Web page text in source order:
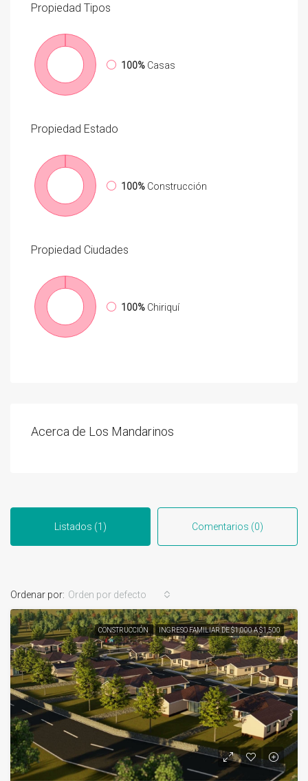
Propiedad Tipos
100% Casas
Propiedad Estado
100% Construcción
Propiedad Ciudades
100% Chiriquí
Acerca de Los Mandarinos
Listados (1) Comentarios (0)
Ordenar por: Orden por defecto
CONSTRUCCIÓN INGRESO FAMILIAR DE $1,000 A $1,500